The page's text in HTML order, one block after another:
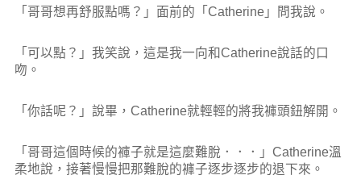
「哥哥想再舒服點嗎？」面前的「Catherine」問我說。
「可以點？」我笑說，這是我一向和Catherine說話的口
吻。
「你話呢？」說畢，Catherine就輕輕的將我褲頭鈕解開。
「哥哥這個時候的褲子就是這麼難脫．．．」Catherine溫
柔地說，接著慢慢把那難脫的褲子逐步逐步的退下來。